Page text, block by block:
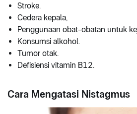
Stroke.
Cedera kepala,
Penggunaan obat-obatan untuk
Konsumsi alkohol.
Tumor otak.
Defisiensi vitamin B12.
Cara Mengatasi Nistagmus